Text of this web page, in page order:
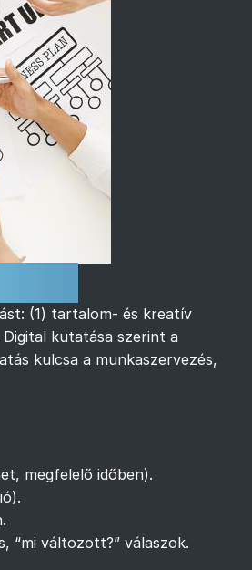
(1) tartalom- és kreatív
kutatása szerint a
kulcsa a munkaszervezés,
megfelelő időben).
“mi változott?” válaszok.